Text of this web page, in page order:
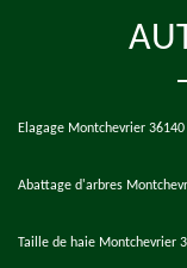
Elagage Montchevrier 36140
Abattage d'arbres
Taille de haie Montchevrier